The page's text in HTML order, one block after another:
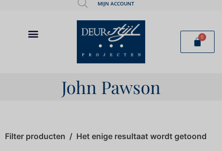
MIJN ACCOUNT
0
John Pawson
Filter producten Het enige resultaat wordt getoond